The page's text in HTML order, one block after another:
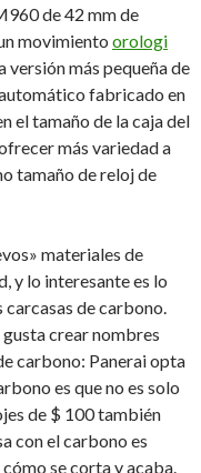
de 42 mm de
movimiento orologi
versión más pequeña de
fabricado en
el tamaño de la caja del
más variedad a
tamaño de reloj de
materiales de
y lo interesante es lo
carcasas de carbono.
gusta crear nombres
carbono: Panerai opta
es que no es solo
de $ 100 también
con el carbono es
se corta y acaba.